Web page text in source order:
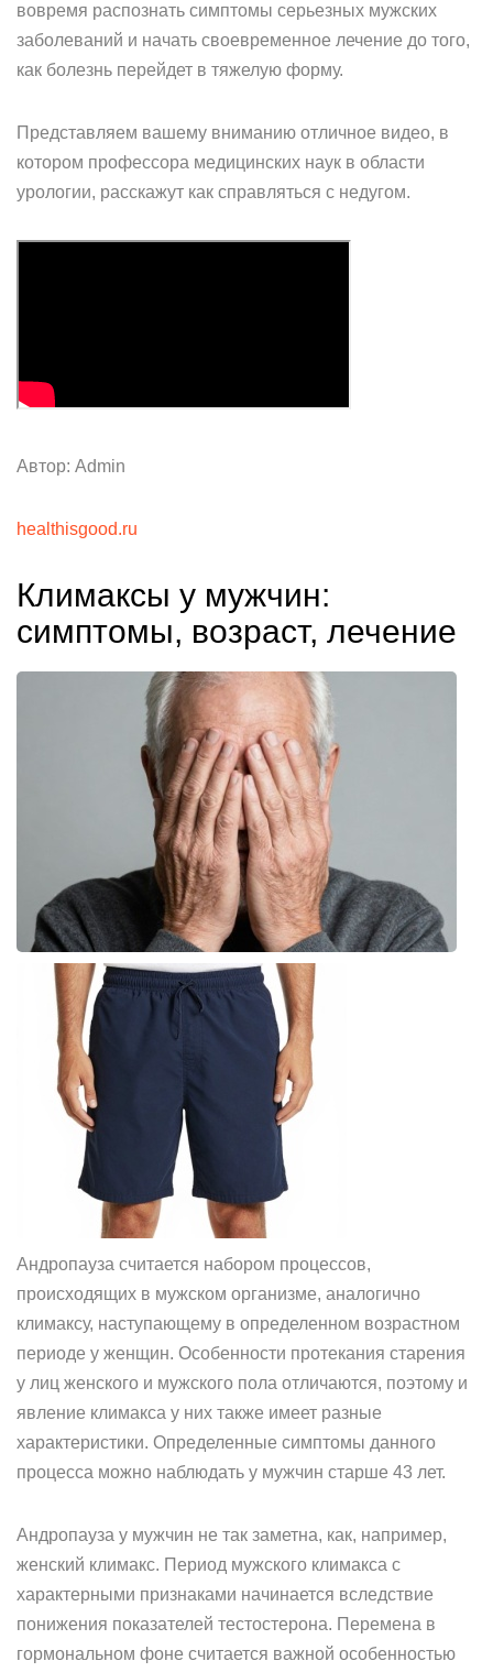
вовремя распознать симптомы серьезных мужских
заболеваний и начать своевременное лечение до того,
как болезнь перейдет в тяжелую форму.
Представляем вашему вниманию отличное видео, в
котором профессора медицинских наук в области
урологии, расскажут как справляться с недугом.
Автор: Admin
healthisgood.ru
Климаксы у мужчин:
симптомы, возраст, лечение
Андропауза считается набором процессов,
происходящих в мужском организме, аналогично
климаксу, наступающему в определенном возрастном
периоде у женщин. Особенности протекания старения
у лиц женского и мужского пола отличаются, поэтому и
явление климакса у них также имеет разные
характеристики. Определенные симптомы данного
процесса можно наблюдать у мужчин старше 43 лет.
Андропауза у мужчин не так заметна, как, например,
женский климакс. Период мужского климакса с
характерными признаками начинается вследствие
понижения показателей тестостерона. Перемена в
гормональном фоне считается важной особенностью